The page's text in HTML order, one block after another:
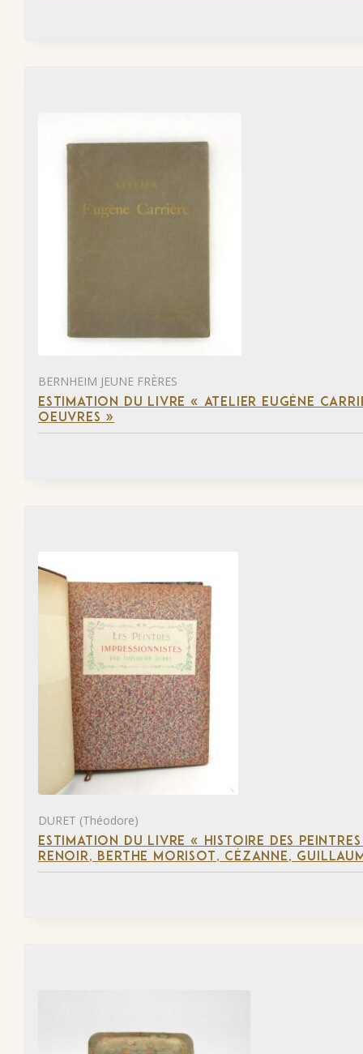
BERNHEIM JEUNE FRÈRES
ESTIMATION DU LIVRE « ATELIER EUGÈNE
OEUVRES »
DURET (Théodore)
ESTIMATION DU LIVRE « HISTOIRE DES
RENOIR, BERTHE MORISOT, CÉZANNE,